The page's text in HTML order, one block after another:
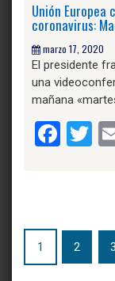
Unión
coronavirus:
marzo 17, 2020
El presidente
una
mañana
1 2 3